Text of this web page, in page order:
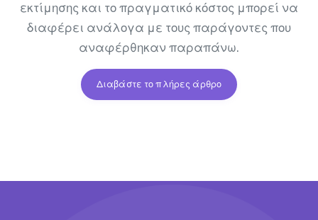
εκτίμησης και το πραγματικό κόστος μπορεί να
διαφέρει ανάλογα με τους παράγοντες που
αναφέρθηκαν παραπάνω.
Διαβάστε το πλήρες άρθρο